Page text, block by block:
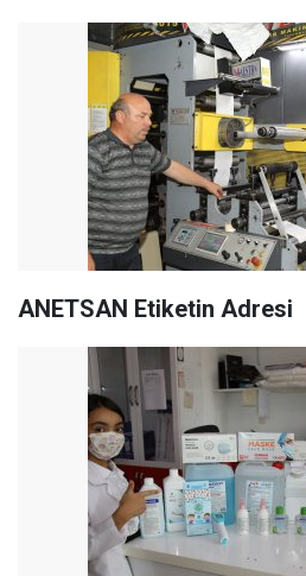
ANETSAN Etiketin Adresi